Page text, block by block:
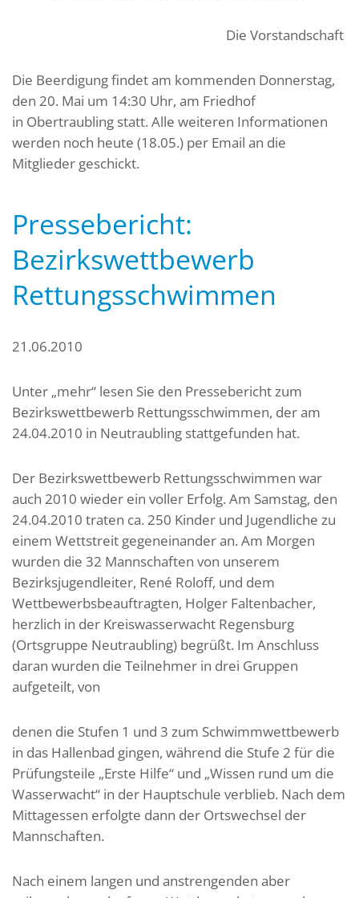
Die Vorstandschaft
Die Beerdigung findet am kommenden Donnerstag,
den 20. Mai um 14:30 Uhr, am Friedhof
in Obertraubling statt. Alle weiteren Informationen
werden noch heute (18.05.) per Email an die
Mitglieder geschickt.
Pressebericht:
Bezirkswettbewerb
Rettungsschwimmen
21.06.2010
Unter „mehr“ lesen Sie den Pressebericht zum
Bezirkswettbewerb Rettungsschwimmen, der am
24.04.2010 in Neutraubling stattgefunden hat.
Der Bezirkswettbewerb Rettungsschwimmen war
auch 2010 wieder ein voller Erfolg. Am Samstag, den
24.04.2010 traten ca. 250 Kinder und Jugendliche zu
einem Wettstreit gegeneinander an. Am Morgen
wurden die 32 Mannschaften von unserem
Bezirksjugendleiter, René Roloff, und dem
Wettbewerbsbeauftragten, Holger Faltenbacher,
herzlich in der Kreiswasserwacht Regensburg
(Ortsgruppe Neutraubling) begrüßt. Im Anschluss
daran wurden die Teilnehmer in drei Gruppen
aufgeteilt, von
denen die Stufen 1 und 3 zum Schwimmwettbewerb
in das Hallenbad gingen, während die Stufe 2 für die
Prüfungsteile „Erste Hilfe“ und „Wissen rund um die
Wasserwacht“ in der Hauptschule verblieb. Nach dem
Mittagessen erfolgte dann der Ortswechsel der
Mannschaften.
Nach einem langen und anstrengenden aber